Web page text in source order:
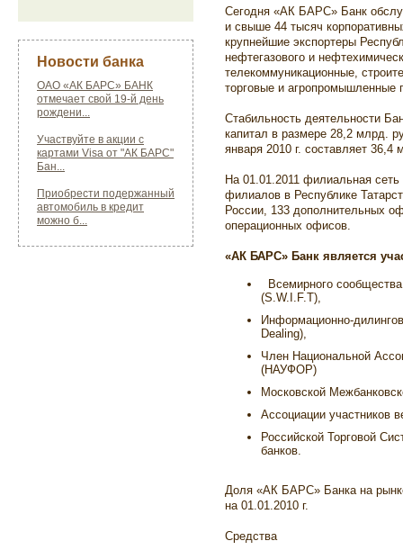
Новости банка
ОАО «АК БАРС» БАНК
отмечает свой 19-й день
рождени...
Участвуйте в акции с
картами Visa от "АК БАРС"
Бан...
Приобрести подержанный
автомобиль в кредит
можно б...
Сегодня «АК БАРС» Банк
и свыше 44 тысяч
крупнейшие экспортеры
нефтегазового и
телекоммуникационные,
торговые и агропромышленные
Стабильность деятельности
капитал в размере 28,2 млрд.
января 2010 г. составляет 36,4
На 01.01.2011 филиальная
филиалов в Республике
России, 133 дополнительных
операционных офисов.
«АК БАРС» Банк является
Всемирного
(S.W.I.F.T),
Информационно-
Dealing),
Член Национальной
(НАУФОР)
Московской
Ассоциации участников
Российской Торговой
банков.
Доля «АК БАРС» Банка на
на 01.01.2010 г.
Средства